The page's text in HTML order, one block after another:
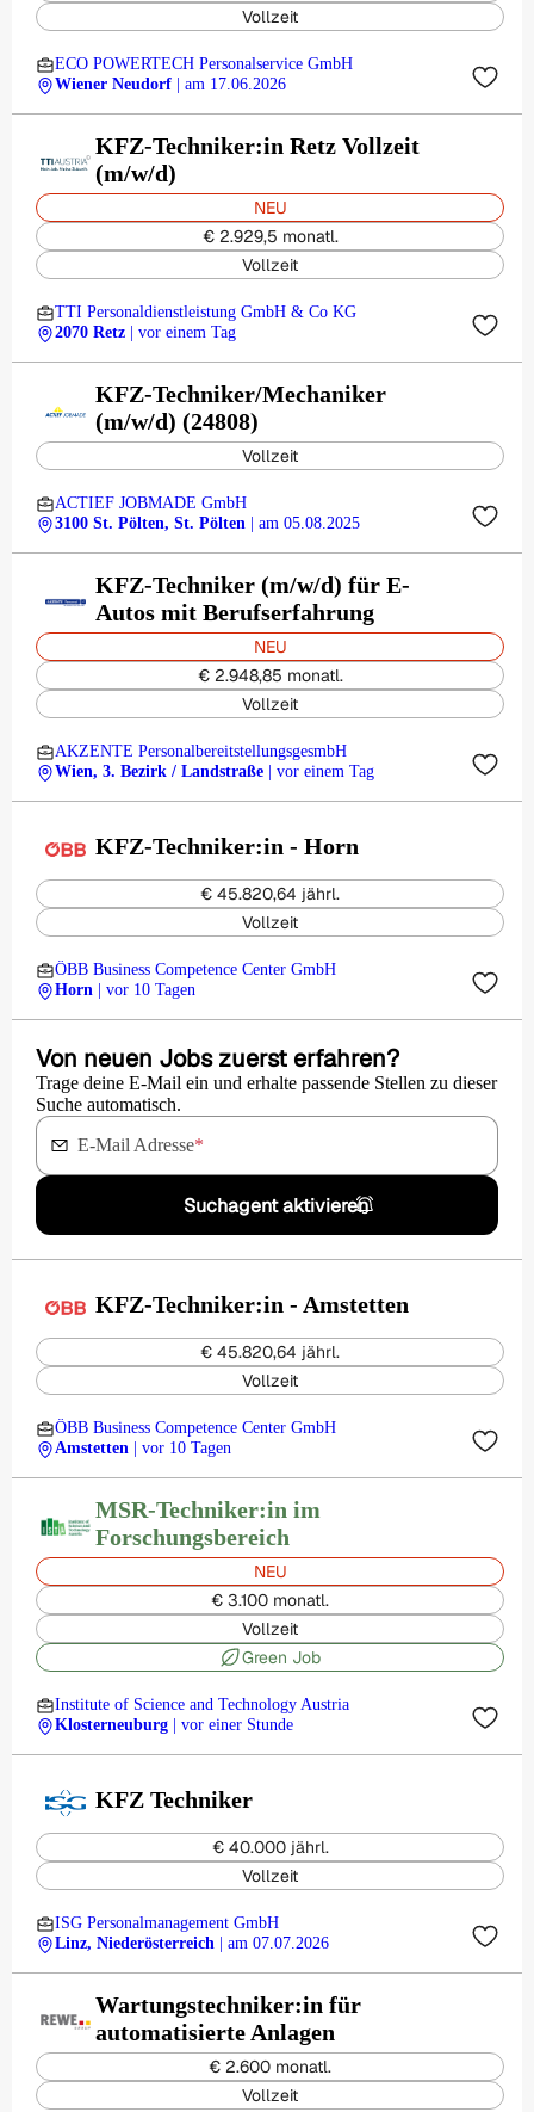
Vollzeit
ECO POWERTECH Personalservice GmbH
Wiener Neudorf
| am 17.06.2026
KFZ-Techniker:in Retz Vollzeit
(m/w/d)
NEU
€ 2.929,5 monatl.
Vollzeit
TTI Personaldienstleistung GmbH & Co KG
2070 Retz
| vor einem Tag
KFZ-Techniker/Mechaniker
(m/w/d) (24808)
Vollzeit
ACTIEF JOBMADE GmbH
3100 St. Pölten, St. Pölten
| am 05.08.2025
KFZ-Techniker (m/w/d) für E-
Autos mit Berufserfahrung
NEU
€ 2.948,85 monatl.
Vollzeit
AKZENTE PersonalbereitstellungsgesmbH
Wien, 3. Bezirk / Landstraße
| vor einem Tag
KFZ-Techniker:in - Horn
€ 45.820,64 jährl.
Vollzeit
ÖBB Business Competence Center GmbH
Horn
| vor 10 Tagen
Von neuen Jobs zuerst erfahren?
Trage deine E-Mail ein und erhalte passende Stellen zu dieser
Suche automatisch.
E-Mail Adresse*
Suchagent aktivieren
KFZ-Techniker:in - Amstetten
€ 45.820,64 jährl.
Vollzeit
ÖBB Business Competence Center GmbH
Amstetten
| vor 10 Tagen
MSR-Techniker:in im
Forschungsbereich
NEU
€ 3.100 monatl.
Vollzeit
Green Job
Institute of Science and Technology Austria
Klosterneuburg
| vor einer Stunde
KFZ Techniker
€ 40.000 jährl.
Vollzeit
ISG Personalmanagement GmbH
Linz, Niederösterreich
| am 07.07.2026
Wartungstechniker:in für
automatisierte Anlagen
€ 2.600 monatl.
Vollzeit